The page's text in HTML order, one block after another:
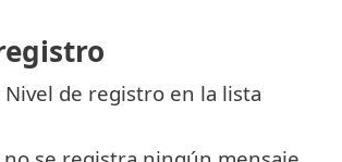
Nivel de registro en la lista